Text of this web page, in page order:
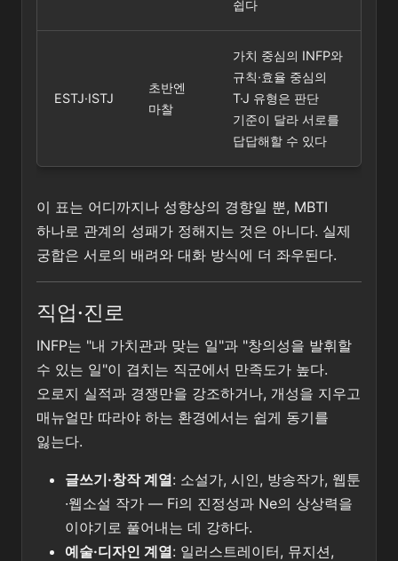
쉽다
ESTJ·ISTJ
초반엔
마찰
가치 중심의 INFP와
규칙·효율 중심의
T·J 유형은 판단
기준이 달라 서로를
답답해할 수 있다
이 표는 어디까지나 성향상의 경향일 뿐, MBTI
하나로 관계의 성패가 정해지는 것은 아니다. 실제
궁합은 서로의 배려와 대화 방식에 더 좌우된다.
직업·진로
INFP는 "내 가치관과 맞는 일"과 "창의성을 발휘할
수 있는 일"이 겹치는 직군에서 만족도가 높다.
오로지 실적과 경쟁만을 강조하거나, 개성을 지우고
매뉴얼만 따라야 하는 환경에서는 쉽게 동기를
잃는다.
글쓰기·창작 계열: 소설가, 시인, 방송작가, 웹툰
·웹소설 작가 — Fi의 진정성과 Ne의 상상력을
이야기로 풀어내는 데 강하다.
예술·디자인 계열: 일러스트레이터, 뮤지션,